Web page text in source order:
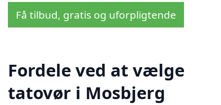
Få tilbud, gratis og uforpligtende
Fordele ved at vælge
tatovør i Mosbjerg